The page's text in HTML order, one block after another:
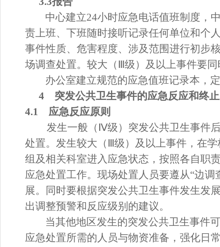
中心建立24小时应急电话值班制度，
责上班、下班随时接听记录任何单位和个
事件性质、危害程度、涉及范围进行初步
场调查处置。较大（ Ⅲ级）及以上事件要
办公室建立规范的应急值班记录本，
4 突发公共卫生事件的应急反应和终止
4.1 应急反应原则
发生一般（ Ⅳ级）突发公共卫生事件
处置。发生较大（ Ⅲ级）及以上事件，在
组及相关科室进入应急状态，按照各自职
应急处置工作。现场处置人员要遵从“边调
展。同时要根据突发公共卫生事件发生发
出调整预警和反应级别的建议。
当其他地区发生的突发公共卫生事件
应急处置所需的人员与物资准备，强化日